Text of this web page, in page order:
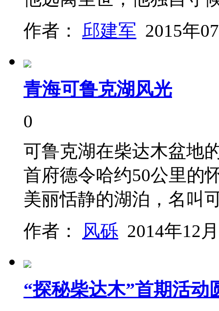
作者： 邱建军 2015年
青海可鲁克湖风光
0
可鲁克湖在柴达木盆地
首府德令哈约50公里的
美丽恬静的湖泊，名
作者： 风砾 2014年12
“探秘柴达木”首期活动